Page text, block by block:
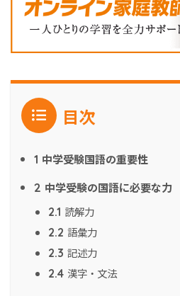
目次
1 中学受験国語の重要性
2 中学受験の国語に必要な力
2.1 読解力
2.2 語彙力
2.3 記述力
2.4 漢字・文法